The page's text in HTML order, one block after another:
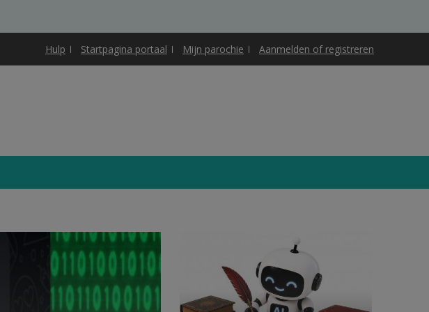
Hulp Startpagina portaal Mijn parochie Aanmelden of registreren